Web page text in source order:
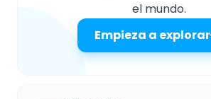
el mundo.
Empieza a explorar